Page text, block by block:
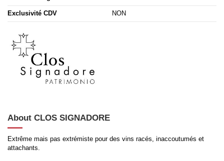
Exclusivité CDV NON
About CLOS SIGNADORE
Extrême mais pas extrémiste pour des vins racés, inaccoutumés et
attachants.